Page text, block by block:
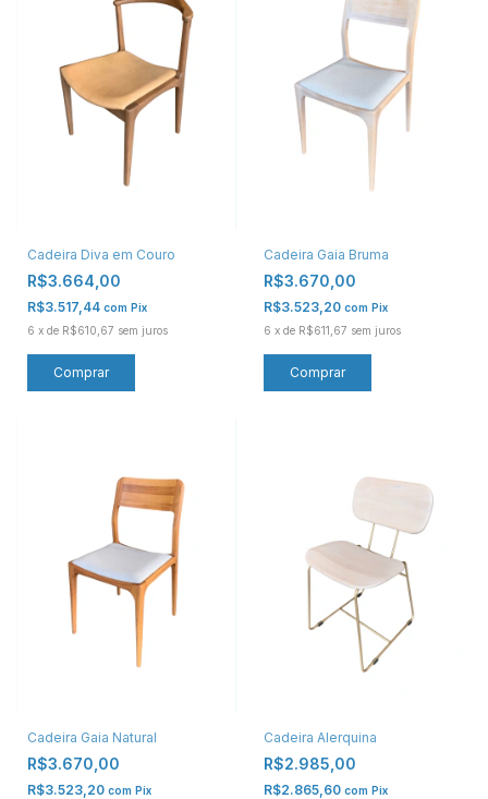
Cadeira Diva em Couro
R$3.664,00
R$3.517,44 com Pix
6 x de R$610,67 sem juros
Comprar
Cadeira Gaia Bruma
R$3.670,00
R$3.523,20 com Pix
6 x de R$611,67 sem juros
Comprar
Cadeira Gaia Natural
R$3.670,00
R$3.523,20 com Pix
Cadeira Alerquina
R$2.985,00
R$2.865,60 com Pix